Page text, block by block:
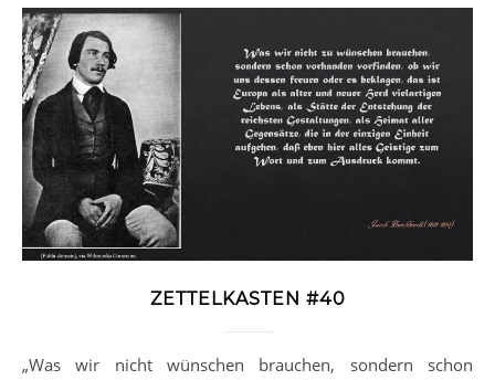
ZETTELKASTEN #40
„Was wir nicht wünschen brauchen, sondern schon